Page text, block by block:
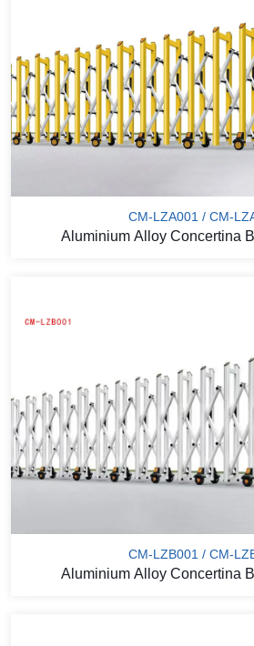
CM-LZA001 / CM-
Aluminium Alloy Concertina
CM-LZB001 / CM-
Aluminium Alloy Concertina